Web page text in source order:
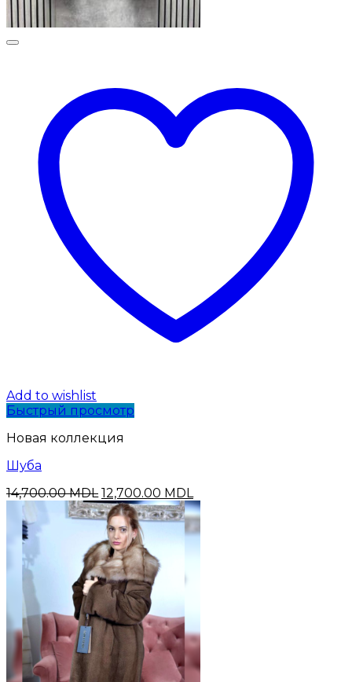
Add to wishlist
Быстрый просмотр
Новая коллекция
Шуба
14,700.00MDL Первоначальная
цена
составляла
14,700.00 MDL.
12,700.00 MDL
цена:
12,700.00 MDL.